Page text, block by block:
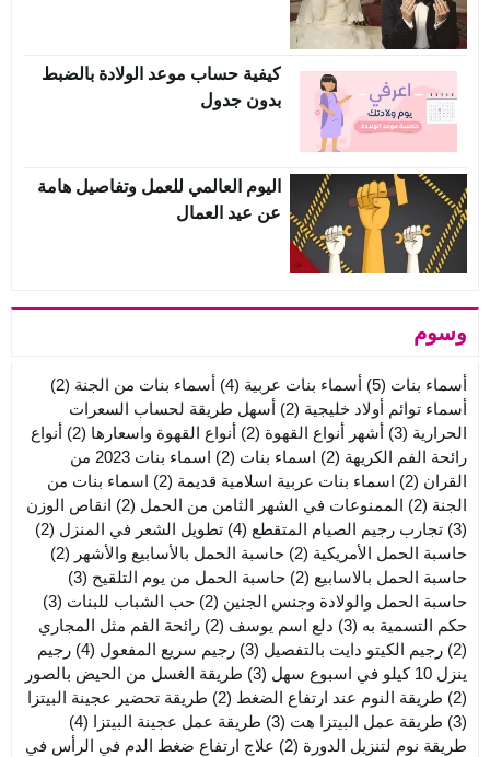
كيفية حساب موعد الولادة بالضبط
بدون جدول
اليوم العالمي للعمل وتفاصيل هامة
عن عيد العمال
وسوم
أسماء بنات (5) أسماء بنات عربية (4) أسماء بنات من الجنة (2)
أسماء توائم أولاد خليجية (2)
أسهل طريقة لحساب السعرات
الحرارية (3) أشهر أنواع القهوة (2) أنواع القهوة واسعارها (2)
أنواع
رائحة الفم الكريهة (2) اسماء بنات (2)
اسماء بنات 2023 من
القران (2) اسماء بنات عربية اسلامية قديمة (2)
اسماء بنات من
الجنة (2) الممنوعات في الشهر الثامن من الحمل (2)
انقاص الوزن
(3)
تجارب رجيم الصيام المتقطع (4) تطويل الشعر في المنزل (2)
حاسبة الحمل الأمريكية (2) حاسبة الحمل بالأسابيع والأشهر (2)
حاسبة الحمل بالاسابيع (2) حاسبة الحمل من يوم التلقيح (3)
حاسبة الحمل والولادة وجنس الجنين (2) حب الشباب للبنات (3)
حكم التسمية به (3) دلع اسم يوسف (2)
رائحة الفم مثل المجاري
(2)
رجيم الكيتو دايت بالتفصيل (3) رجيم سريع المفعول (4)
رجيم
ينزل 10 كيلو في اسبوع سهل
(3)
طريقة الغسل من الحيض بالصور
(2)
طريقة النوم عند ارتفاع الضغط (2)
طريقة تحضير عجينة البيتزا
(3)
طريقة عمل البيتزا هت (3) طريقة عمل عجينة البيتزا (4)
طريقة نوم لتنزيل الدورة (2) علاج ارتفاع ضغط الدم في الرأس في